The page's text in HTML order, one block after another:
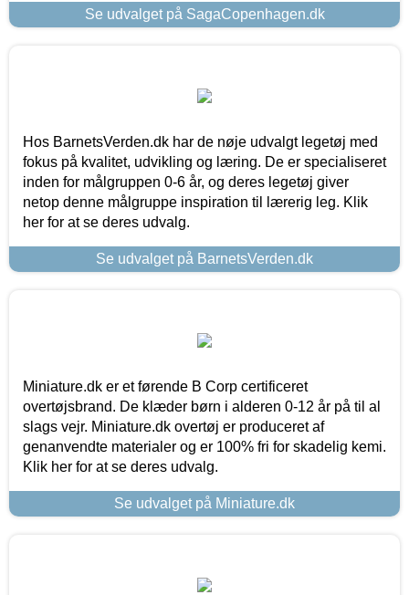
Se udvalget på SagaCopenhagen.dk
Hos BarnetsVerden.dk har de nøje udvalgt legetøj med
fokus på kvalitet, udvikling og læring. De er specialiseret
inden for målgruppen 0-6 år, og deres legetøj giver
netop denne målgruppe inspiration til lærerig leg. Klik
her for at se deres udvalg.
Se udvalget på BarnetsVerden.dk
Miniature.dk er et førende B Corp certificeret
overtøjsbrand. De klæder børn i alderen 0-12 år på til al
slags vejr. Miniature.dk overtøj er produceret af
genanvendte materialer og er 100% fri for skadelig kemi.
Klik her for at se deres udvalg.
Se udvalget på Miniature.dk